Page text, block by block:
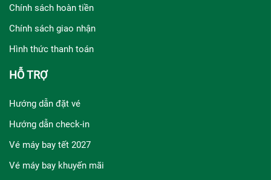
Chính sách hoàn tiền
Chính sách giao nhận
Hình thức thanh toán
HỖ TRỢ
Hướng dẫn đặt vé
Hướng dẫn check-in
Vé máy bay tết 2027
Vé máy bay khuyến mãi